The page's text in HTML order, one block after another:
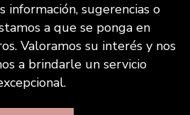
información, sugerencias o
a que se ponga en
Valoramos su interés y nos
a brindarle un servicio